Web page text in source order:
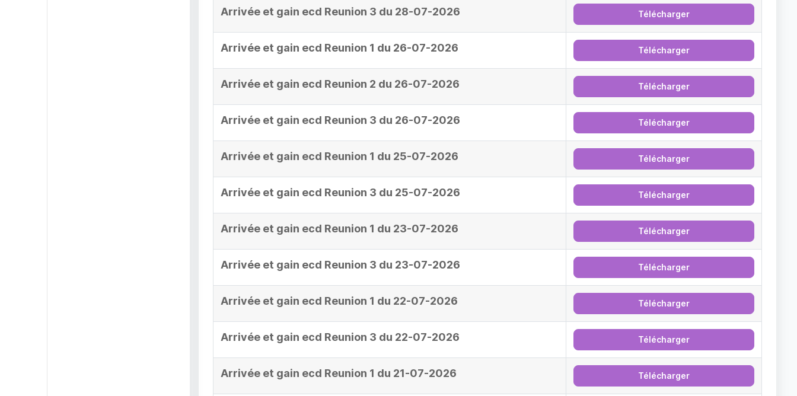
Arrivée et gain ecd Reunion 3 du 28-07-2026 Télécharger
Arrivée et gain ecd Reunion 1 du 26-07-2026 Télécharger
Arrivée et gain ecd Reunion 2 du 26-07-2026 Télécharger
Arrivée et gain ecd Reunion 3 du 26-07-2026 Télécharger
Arrivée et gain ecd Reunion 1 du 25-07-2026 Télécharger
Arrivée et gain ecd Reunion 3 du 25-07-2026 Télécharger
Arrivée et gain ecd Reunion 1 du 23-07-2026 Télécharger
Arrivée et gain ecd Reunion 3 du 23-07-2026 Télécharger
Arrivée et gain ecd Reunion 1 du 22-07-2026 Télécharger
Arrivée et gain ecd Reunion 3 du 22-07-2026 Télécharger
Arrivée et gain ecd Reunion 1 du 21-07-2026 Télécharger